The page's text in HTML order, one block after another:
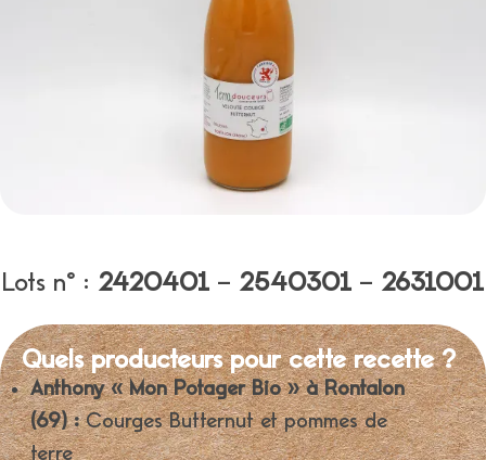
Lots n° : 2420401 – 2540301 – 2631001
Quels producteurs pour cette recette ?
Anthony « Mon Potager Bio » à Rontalon
(69) :Courges Butternut et pommes de
terre